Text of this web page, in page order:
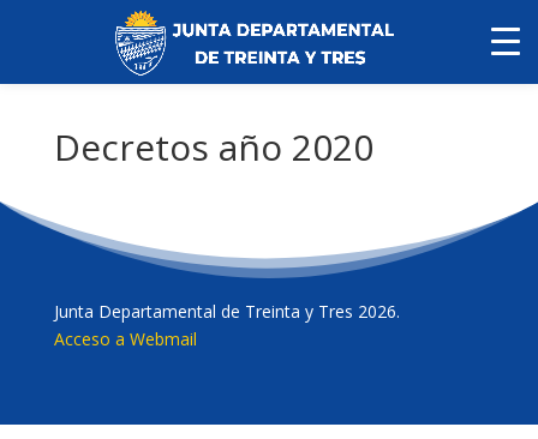
Decretos año 2020
Junta Departamental de Treinta y Tres 2026.
Acceso a Webmail